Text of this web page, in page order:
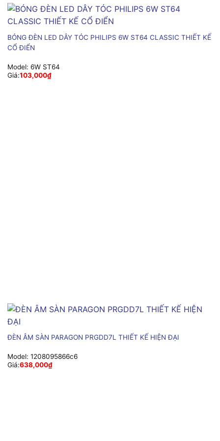
BÓNG ĐÈN LED DÂY TÓC PHILIPS 6W ST64 CLASSIC THIẾT KẾ
CỔ ĐIỂN
Model: 6W ST64
Giá:103,000₫
ĐÈN ÂM SÀN PARAGON PRGDD7L THIẾT KẾ HIỆN ĐẠI
Model: 1208095866c6
Giá:638,000₫